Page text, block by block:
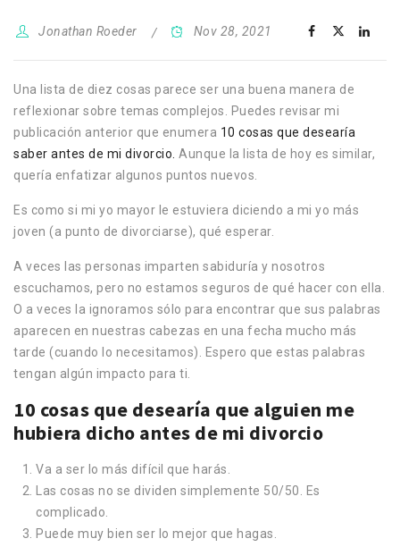
Jonathan Roeder Nov 28, 2021
Una lista de diez cosas parece ser una buena manera de
reflexionar sobre temas complejos. Puedes revisar mi
publicación anterior que enumera 10 cosas que desearía
saber antes de mi divorcio. Aunque la lista de hoy es similar,
quería enfatizar algunos puntos nuevos.
Es como si mi yo mayor le estuviera diciendo a mi yo más
joven (a punto de divorciarse), qué esperar.
A veces las personas imparten sabiduría y nosotros
escuchamos, pero no estamos seguros de qué hacer con ella.
O a veces la ignoramos sólo para encontrar que sus palabras
aparecen en nuestras cabezas en una fecha mucho más
tarde (cuando lo necesitamos). Espero que estas palabras
tengan algún impacto para ti.
10 cosas que desearía que alguien me
hubiera dicho antes de mi divorcio
Va a ser lo más difícil que harás.
Las cosas no se dividen simplemente 50/50. Es
complicado.
Puede muy bien ser lo mejor que hagas.